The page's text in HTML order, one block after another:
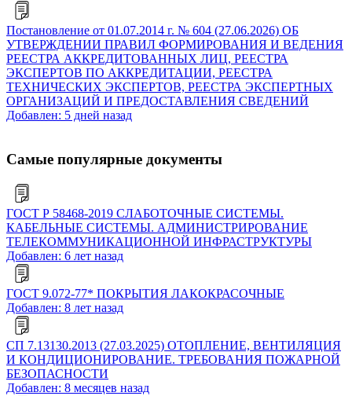
Постановление от 01.07.2014 г. № 604 (27.06.2026) ОБ
УТВЕРЖДЕНИИ ПРАВИЛ ФОРМИРОВАНИЯ И ВЕДЕНИЯ
РЕЕСТРА АККРЕДИТОВАННЫХ ЛИЦ, РЕЕСТРА
ЭКСПЕРТОВ ПО АККРЕДИТАЦИИ, РЕЕСТРА
ТЕХНИЧЕСКИХ ЭКСПЕРТОВ, РЕЕСТРА ЭКСПЕРТНЫХ
ОРГАНИЗАЦИЙ И ПРЕДОСТАВЛЕНИЯ СВЕДЕНИЙ
Добавлен: 5 дней назад
Самые популярные документы
ГОСТ Р 58468-2019 СЛАБОТОЧНЫЕ СИСТЕМЫ.
КАБЕЛЬНЫЕ СИСТЕМЫ. АДМИНИСТРИРОВАНИЕ
ТЕЛЕКОММУНИКАЦИОННОЙ ИНФРАСТРУКТУРЫ
Добавлен: 6 лет назад
ГОСТ 9.072-77* ПОКРЫТИЯ ЛАКОКРАСОЧНЫЕ
Добавлен: 8 лет назад
СП 7.13130.2013 (27.03.2025) ОТОПЛЕНИЕ, ВЕНТИЛЯЦИЯ
И КОНДИЦИОНИРОВАНИЕ. ТРЕБОВАНИЯ ПОЖАРНОЙ
БЕЗОПАСНОСТИ
Добавлен: 8 месяцев назад